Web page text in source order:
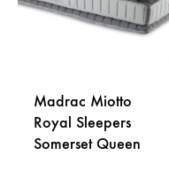
Madrac Miotto
Royal Sleepers
Somerset Queen